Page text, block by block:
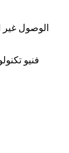
الوصول غير
فنيو